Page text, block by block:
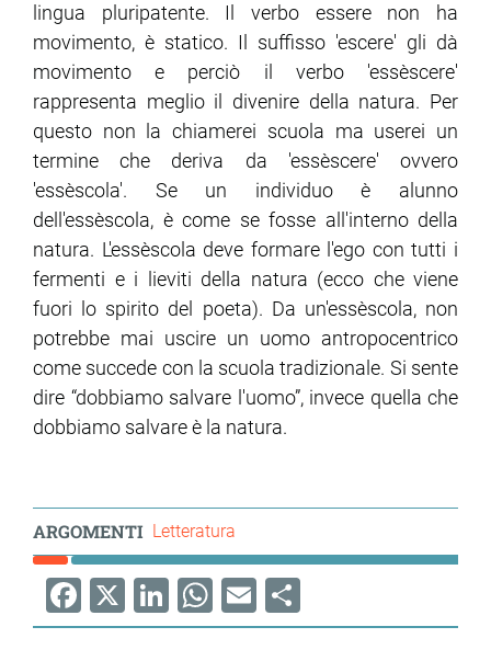
lingua pluripatente. Il verbo essere non ha
movimento, è statico. Il suffisso 'escere' gli dà
movimento e perciò il verbo 'essèscere'
rappresenta meglio il divenire della natura. Per
questo non la chiamerei scuola ma userei un
termine che deriva da 'essèscere' ovvero
'essèscola'. Se un individuo è alunno
dell'essèscola, è come se fosse all'interno della
natura. L'essèscola deve formare l'ego con tutti i
fermenti e i lieviti della natura (ecco che viene
fuori lo spirito del poeta). Da un'essèscola, non
potrebbe mai uscire un uomo antropocentrico
come succede con la scuola tradizionale. Si sente
dire “dobbiamo salvare l'uomo”, invece quella che
dobbiamo salvare è la natura.
ARGOMENTI Letteratura
Facebook
X LinkedIn
WhatsApp
EmailShare